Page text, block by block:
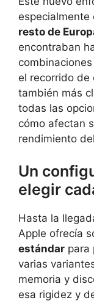
especialmente
resto de
encontraban
el recorrido de
también más
todas las
cómo afectan
rendimiento
Un
elegir
Hasta la
Apple ofrecía
estándar para
varias
memoria y
esa rigidez y